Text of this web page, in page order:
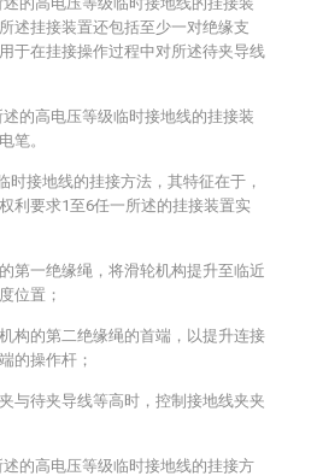
述挂接装置还包括至少一对绝缘支
于在挂接操作过程中对所述待夹导线
的高电压等级临时接地线的挂接装
笔。
时接地线的挂接方法，其特征在于，
利要求1至6任一所述的挂接装置实
第一绝缘绳，将滑轮机构提升至临近
位置；
构的第二绝缘绳的首端，以提升连接
的操作杆；
与待夹导线等高时，控制接地线夹夹
的高电压等级临时接地线的挂接方